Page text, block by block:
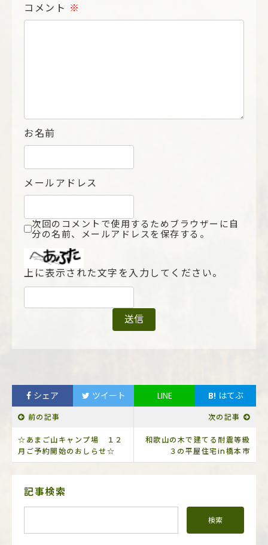
コメント ※
お名前
メールアドレス
次回のコメントで使用するためブラウザーに自
分の名前、メールアドレスを保存する。
上に表示された文字を入力してください。
シェア ツイート LINE B! はてぶ
前の記事
☆あまご山キャンプ場 １２
月ご予約開始のおしらせ☆
次の記事
和歌山の木で建てる耐震等級
３の平屋住宅in橋本市
サ
ニ
記事検索